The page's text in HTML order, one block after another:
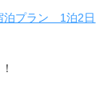
泊プラン 1泊2日